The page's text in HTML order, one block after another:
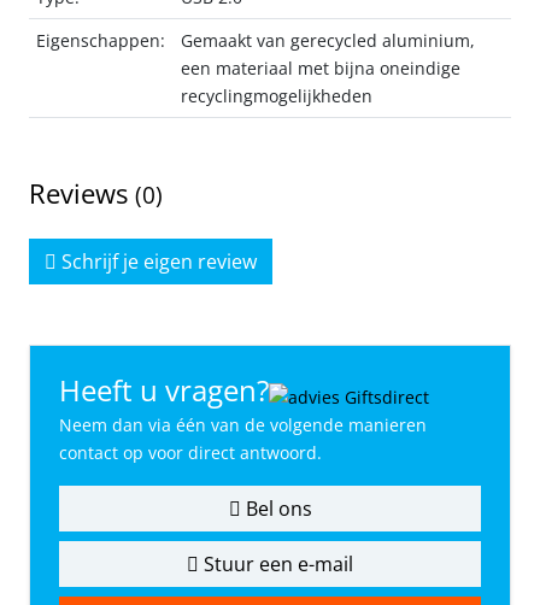
Eigenschappen:
Gemaakt van gerecycled aluminium,
een materiaal met bijna oneindige
recyclingmogelijkheden
Reviews (0)
Schrijf je eigen review
Heeft u vragen?
Neem dan via één van de volgende manieren
contact op voor direct antwoord.
Bel ons
Stuur een e-mail